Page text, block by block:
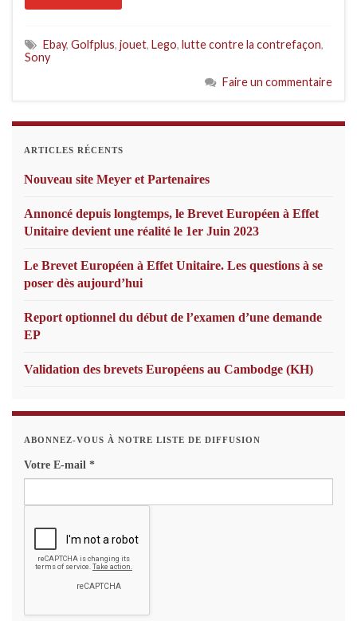
Ebay, Golfplus, jouet, Lego, lutte contre la contrefaçon,
Sony
Faire un commentaire
ARTICLES RÉCENTS
Nouveau site Meyer et Partenaires
Annoncé depuis longtemps, le Brevet Européen à Effet
Unitaire devient une réalité le 1er Juin 2023
Le Brevet Européen à Effet Unitaire. Les questions à se
poser dès aujourd’hui
Report optionnel du début de l’examen d’une demande
EP
Validation des brevets Européens au Cambodge (KH)
ABONNEZ-VOUS À NOTRE LISTE DE DIFFUSION
Votre E-mail *